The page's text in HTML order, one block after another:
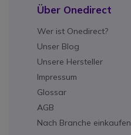
Über Onedirect
Wer ist Onedirect?
Unser Blog
Unsere Hersteller
Impressum
Glossar
AGB
Nach Branche einkaufen